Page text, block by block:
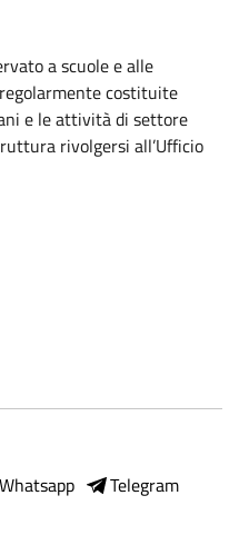
a scuole e alle
costituite
e le attività di settore
rivolgersi all’Ufficio
Whatsapp
Telegram